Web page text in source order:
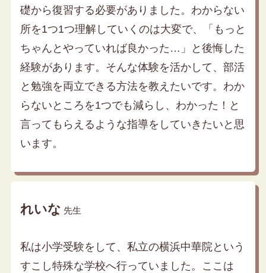
礎から復習する必要がありました。わからない
所を1つ1つ理解していくのは大変で、「もっと
ちゃんとやっていれば良かった…」と後悔した
経験があります。そんな体験を活かして、部活
と勉強を両立できる方法を教えたいです。わか
らないところを1つでも減らし、わかった！と
言ってもらえるような指導をしていきたいと思
います。
れいな 先生
私は小学受験をして、私立の横浜中華院という
すこし特殊な学校へ行っていました。ここは